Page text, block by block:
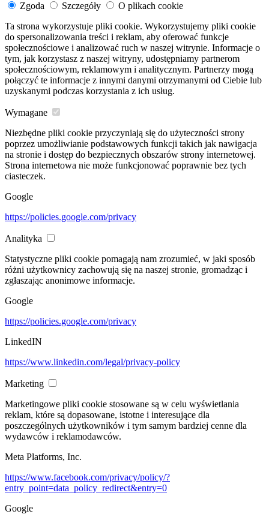
Zgoda Szczegóły
O plikach cookie
Ta strona wykorzystuje pliki cookie. Wykorzystujemy pliki cookie
do spersonalizowania treści i reklam, aby oferować funkcje
społecznościowe i analizować ruch w naszej witrynie. Informacje o
tym, jak korzystasz z naszej witryny, udostępniamy partnerom
społecznościowym, reklamowym i analitycznym. Partnerzy mogą
połączyć te informacje z innymi danymi otrzymanymi od Ciebie lub
uzyskanymi podczas korzystania z ich usług.
Wymagane
Niezbędne pliki cookie przyczyniają się do użyteczności strony
poprzez umożliwianie podstawowych funkcji takich jak nawigacja
na stronie i dostęp do bezpiecznych obszarów strony internetowej.
Strona internetowa nie może funkcjonować poprawnie bez tych
ciasteczek.
Google
https://policies.google.com/privacy
Analityka
Statystyczne pliki cookie pomagają nam zrozumieć, w jaki sposób
różni użytkownicy zachowują się na naszej stronie, gromadząc i
zgłaszając anonimowe informacje.
Google
https://policies.google.com/privacy
LinkedIN
https://www.linkedin.com/legal/privacy-policy
Marketing
Marketingowe pliki cookie stosowane są w celu wyświetlania
reklam, które są dopasowane, istotne i interesujące dla
poszczególnych użytkowników i tym samym bardziej cenne dla
wydawców i reklamodawców.
Meta Platforms, Inc.
https://www.facebook.com/privacy/policy/?
entry_point=data_policy_redirect&entry=0
Google